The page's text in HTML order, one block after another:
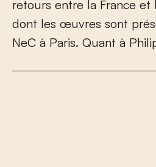
retours entre a France et
dont les œuvres sont prés
NeC à Paris. Quant à Phili